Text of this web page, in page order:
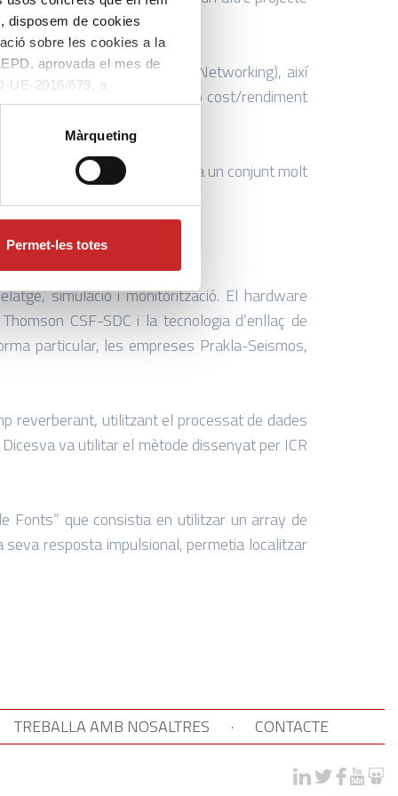
disposem de cookies
sobre les cookies a la
aprovada el mes de
UE-2016/679, a
consentiment per a l’ús de
Màrqueting
Permet-les totes
21040 – EUROPRO.
Computing and Networking), així
costos i millorar la relació cost/rendiment
en paral·lel, i incloïa un conjunt molt
Marconi Sonar S.A.S.
simulació i monitorització. El hardware
CSF-SDC i la tecnologia d’enllaç de
particular, les empreses Prakla-Seismos,
reverberant, utilitzant el processat de dades
va utilitar el mètode dissenyat per ICR
Fonts” que consistia en utilitzar un array de
resposta impulsional, permetia localitzar
TREBALLA AMB NOSALTRES · CONTACTE